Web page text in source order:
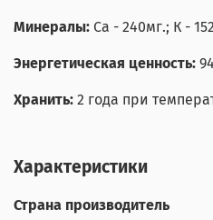
Минералы: Са - 240мг.; К -
Энергетическая ценность:
Хранить: 2 года при
Характеристики
Страна производитель